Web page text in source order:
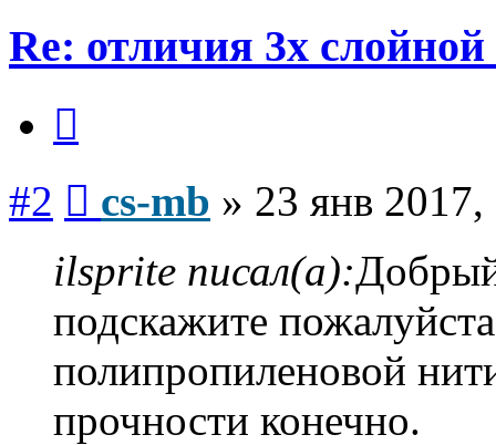
Re: отличия 3х
#2 cs-mb » 23 янв
ilsprite писал(а):
подскажите
полипропиленовой
прочности конечно.